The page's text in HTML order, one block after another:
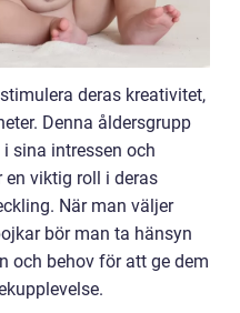
deras kreativitet,
Denna åldersgrupp
sina intressen och
en viktig roll i deras
När man väljer
bör man ta hänsyn
och behov för att ge dem